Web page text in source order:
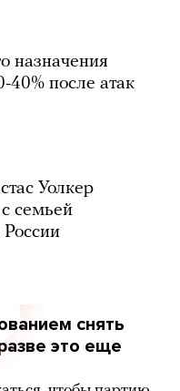
назначения
после атак
Уолкер
с семьей
снять
это еще